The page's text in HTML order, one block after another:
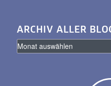
ARCHIV ALLER